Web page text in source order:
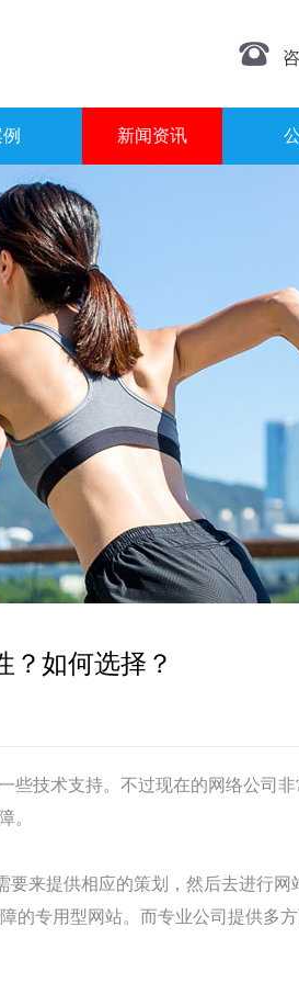
新闻资讯
？如何选择？
技术支持。不过现在的网络公司
。
来提供相应的策划，然后去进行
的专用型网站。而专业公司提供多